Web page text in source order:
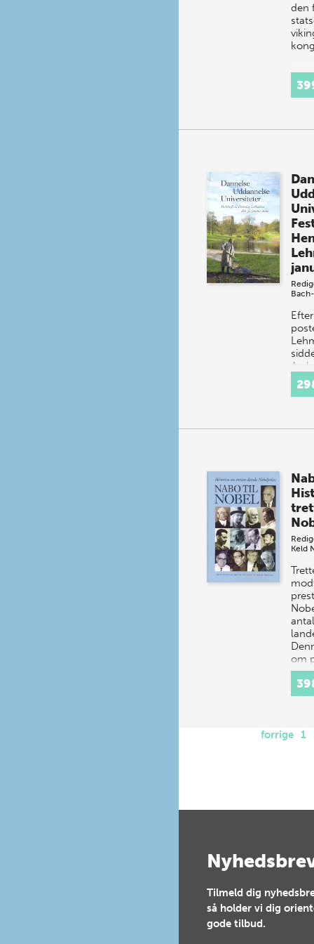
den
Keld
om
om
forrige 1
Tilmeld dig
så holder vi dig
gode tilbud.